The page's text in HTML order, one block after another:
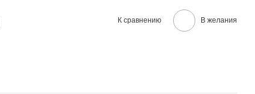
К сравнению В желания